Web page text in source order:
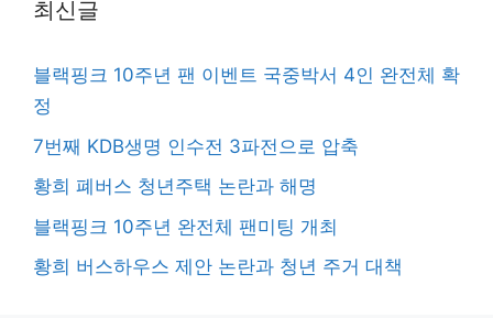
최신글
블랙핑크 10주년 팬 이벤트 국중박서 4인 완전체 확
정
7번째 KDB생명 인수전 3파전으로 압축
황희 폐버스 청년주택 논란과 해명
블랙핑크 10주년 완전체 팬미팅 개최
황희 버스하우스 제안 논란과 청년 주거 대책